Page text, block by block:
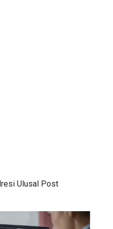
Ulusal Post